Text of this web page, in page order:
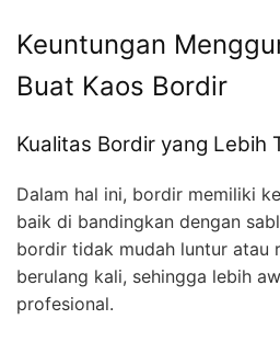
Keuntungan
Buat Kaos Bordir
Kualitas Bordir yang Lebih
Dalam hal ini, bordir memiliki
baik di bandingkan dengan
bordir tidak mudah luntur atau
berulang kali, sehingga lebih
profesional.